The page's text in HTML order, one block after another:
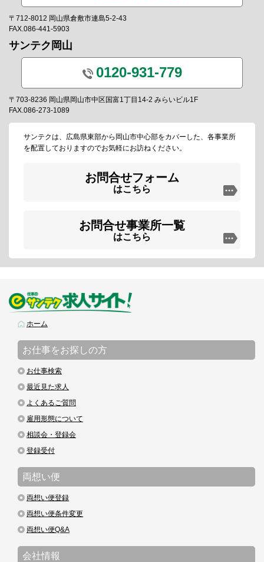
〒712-8012 岡山県倉敷市連島5-2-43
FAX.086-441-5903
サンテク岡山
0120-931-779
〒703-8236 岡山県岡山市中区国富1丁目14-2 みらいビル1F
FAX.086-273-1089
サンテクは、広島県東部から岡山市中心部をカバーした、各事業所
を配置しておりますのでお気軽にお訪ねください。
お問合せフォーム
はこちら
お問合せ事業所一覧
はこちら
ホーム
お仕事をお探しの方
お仕事検索
最近見た求人
よくあるご質問
雇用形態について
相談会・登録会
登録受付
両想い便
両想い便登録
両想い便条件変更
両想い便Q&A
会社情報